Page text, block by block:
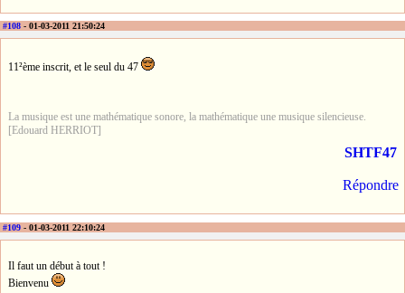
#108 - 01-03-2011 21:50:24
11²ème inscrit, et le seul du 47
La musique est une mathématique sonore, la mathématique une musique silencieuse.
[Edouard HERRIOT]
SHTF47
Répondre
#109 - 01-03-2011 22:10:24
Il faut un début à tout !
Bienvenu